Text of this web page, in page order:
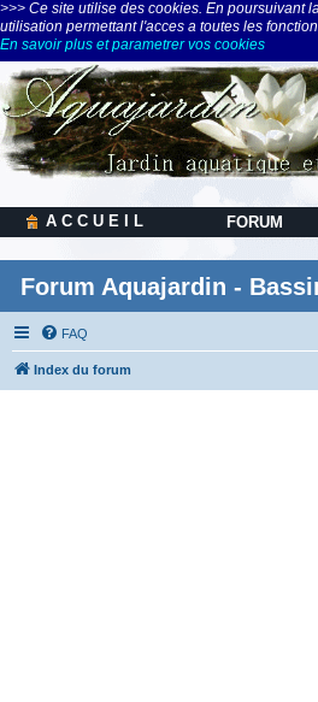
>>> Ce site utilise des cookies. En poursuivant
utilisation permettant l'acces a toutes les
En savoir plus et parametrer vos cookies
A C C U E I L FORUM
Forum Aquajardin -
FAQ
Index du forum